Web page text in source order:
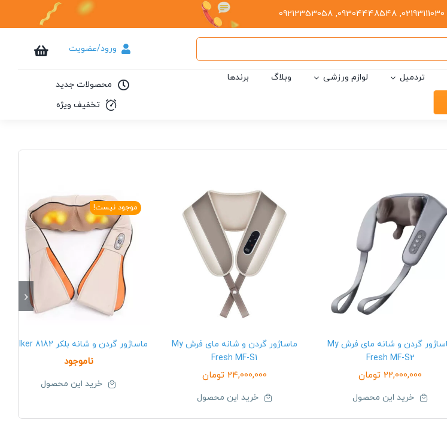
ورود/عضویت
تردمیل لوازم ورزشی وبلاگ برندها
محصولات جدید
تخفیف ویژه
ماساژور گردن و شانه مای فرش My
Fresh MF-S2
22,000,000 تومان
خرید این محصول
ماساژور گردن و شانه مای فرش My
Fresh MF-S1
24,000,000 تومان
خرید این محصول
موجود نیست!
ماساژور گردن و شانه بلکر Belker 8182
ناموجود
خرید این محصول